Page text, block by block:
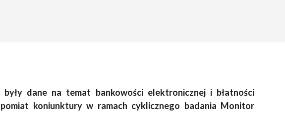
dane na temat bankowości elektronicznej i błatności
koniunktury w ramach cyklicznego badania Monitor